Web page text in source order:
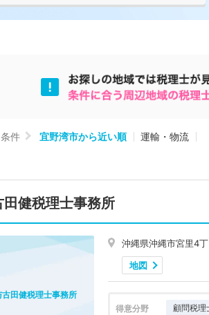
件 宜野湾市から近い順 運輸・物流
田健税理士事務所
沖縄県沖縄市宮里4
地図
得意分野 顧問税理
古田健税理士事務所